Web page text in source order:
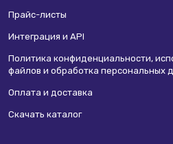
Прайс-листы
Интеграция и API
Политика конфиденциальности,
файлов и обработка персональных
Оплата и доставка
Скачать каталог